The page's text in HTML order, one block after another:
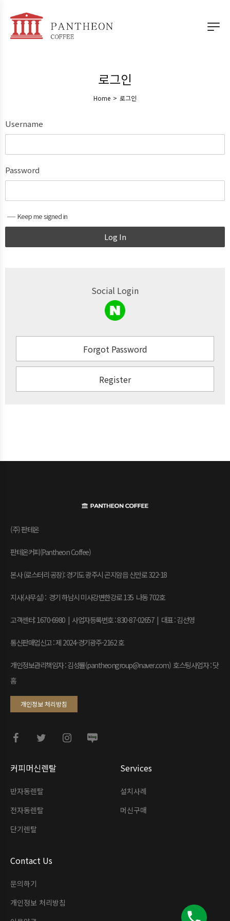
로그인
Home > 로그인
Username
Password
Keep me signed in
Log In
Social Login
Forgot Password
Register
커피머신렌탈
반자동렌탈
전자동렌탈
단기렌탈
Services
설치사례
머신구매
Contact Us
문의하기
개인정보 처리방침
(주) 판테온
판테온커피(Pantheon Coffee)
본사 (로스터리 공장): 경기도 광주시 곤지암읍 신만로 322-18
지사(사무실) : 경기 하남시 미사강변한강로 135 나동 702호
고객센터: 1670-6980 | 사업자등록번호 : 830-87-02657 | 대표 : 김선영
통신판매업신고 : 제 2024-경기광주-2162 호
개인정보관리책임자 : 김성률(pantheongroup@naver.com) 호스팅사업자 : 닷
홈
개인정보 처리방침